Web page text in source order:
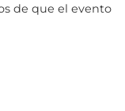
de que el evento